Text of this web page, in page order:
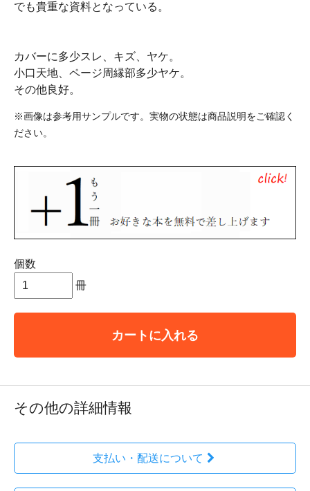
でも貴重な資料となっている。
カバーに多少スレ、キズ、ヤケ。
小口天地、ページ周縁部多少ヤケ。
その他良好。
※画像は参考用サンプルです。実物の状態は商品説明をご確認く
ださい。
個数
冊
カートに入れる
その他の詳細情報
支払い・配送について